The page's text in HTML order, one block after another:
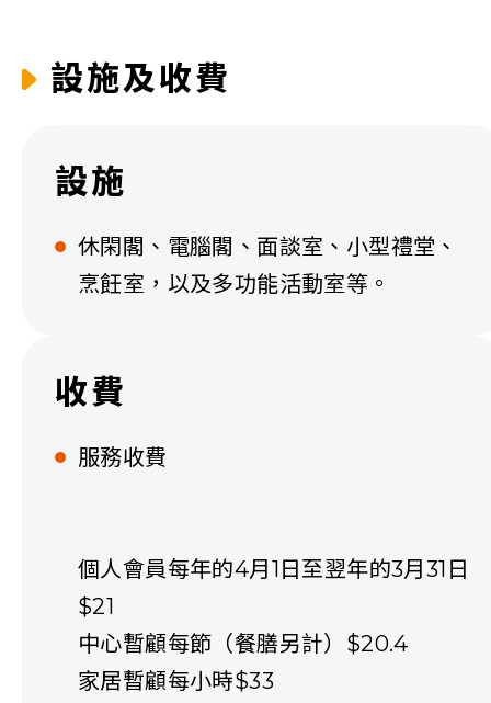
設施及收費
設施
休閑閣、電腦閣、面談室、小型禮堂、
烹飪室，以及多功能活動室等。
收費
服務收費
個人會員每年的4月1日至翌年的3月31日
$21
中心暫顧每節（餐膳另計）$20.4
家居暫顧每小時$33